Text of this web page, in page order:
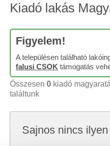
Kiadó lakás
Figyelem!
A településen található
falusi CSOK támogatás
Összesen 0 kiadó
találtunk
Sajnos nincs